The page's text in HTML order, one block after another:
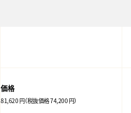
価格
81,620 円（税抜価格 74,200 円）